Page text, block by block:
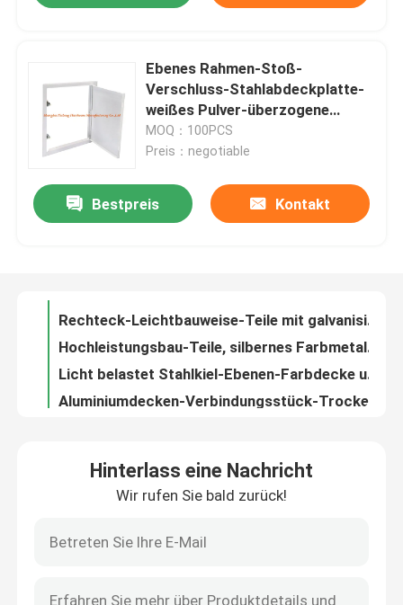
Haus
Produkte
Über uns
Qualitätskontrolle
Treten Sie mit uns in Verbindung
Aluminiumabdeckplatte
Stahlabdeckplatte
Trockenmauerzusätze
Ebenes Rahmen-Stoß-
Verschluss-Stahlabdeckplatte-
weißes Pulver-überzogene
Schattenfuge
MOQ：100PCS
Preis：negotiable
Bestpreis Kontakt
Flussstahl-Trockenmauer-Zusätze mit Baustahl Soem-Unterstützung
Einfache Farbvertikaljalousie befestigt Vernickelung für verlegte Stange M6/M8
Galvanisches Korrosionsverhütungs-Metall, das Teil-materielles Paletten-Stahlpaket stempelt
Hinterlass eine Nachricht
Wir rufen Sie bald zurück!